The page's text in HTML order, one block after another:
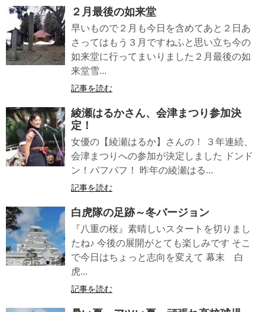
２月最後の如来堂
早いもので２月も今日を含めてあと２日あ
さってはもう３月ですねふと思い立ち今の
如来堂に行ってまいりました２月最後の如
来堂雪...
記事を読む
綾瀬はるかさん、会津まつり参加決
定！
女優の【綾瀬はるか】さんの！ ３年連続、
会津まつりへの参加が決定しました ドンド
ン！パフパフ！ 昨年の綾瀬はる...
記事を読む
白虎隊の足跡～冬バージョン
『八重の桜』素晴しいスタートを切りまし
たね♪ 今後の展開がとても楽しみです そこ
で今日はちょっと志向を変えて 幕末 白
虎...
記事を読む